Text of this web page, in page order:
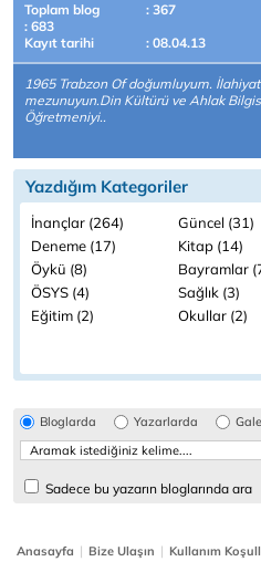
Toplam blog
: 367
: 683
Kayıt tarihi
: 08.04.13
1965 Trabzon Of doğumluyum.
mezunuyun.Din Kültürü ve Ahlak
Öğretmeniyi..
Yazdığım Kategoriler
İnançlar (264)
Güncel (31)
Deneme (17)
Kitap (14)
Öykü (8)
Bayramlar
ÖSYS (4)
Sağlık (3)
Eğitim (2)
Okullar (2)
Bloglarda Yazarlarda
Sadece bu yazarın bloglarında ara
Anasayfa | Bize Ulaşın | Kullanım